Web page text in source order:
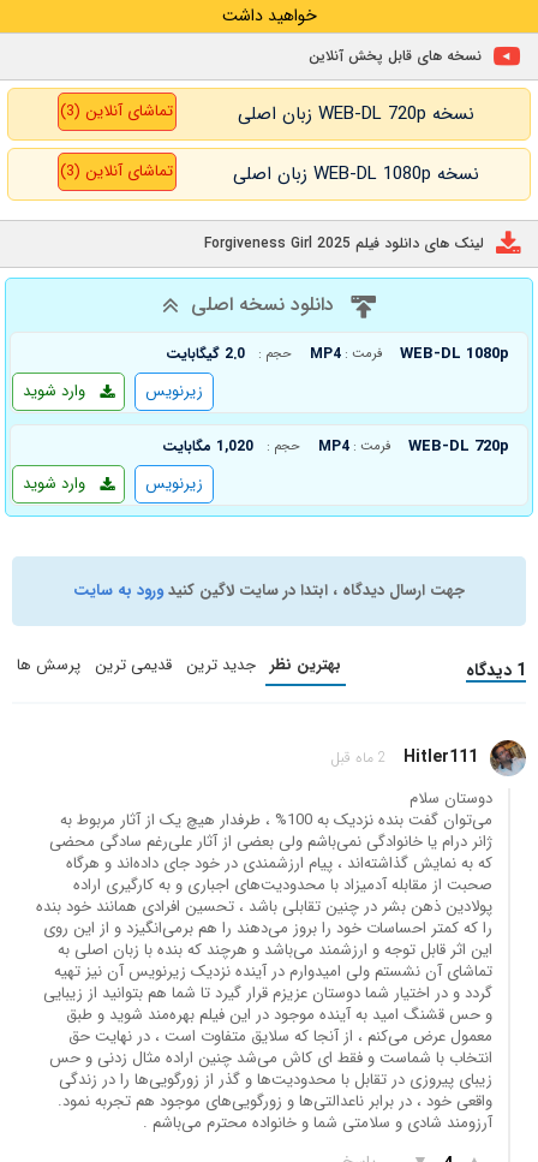
خواهید داشت
نسخه های قابل پخش آنلاین
نسخه WEB-DL 720p زبان اصلی تماشای آنلاین (3)
نسخه WEB-DL 1080p زبان اصلی تماشای آنلاین (3)
لینک های دانلود فیلم Forgiveness Girl 2025
دانلود نسخه اصلی
WEB-DL 1080p فرمت : MP4 حجم : 2.0 گیگابایت
وارد شوید زیرنویس
WEB-DL 720p فرمت : MP4 حجم : 1,020 مگابایت
وارد شوید زیرنویس
جهت ارسال دیدگاه ، ابتدا در سایت لاگین کنیدورود به سایت
1 دیدگاه بهترین نظر جدید ترین قدیمی ترین پرسش ها
Hitler111 2 ماه قبل
دوستان سلام
می‌توان گفت بنده نزدیک به 100% ، طرفدار هیچ یک از آثار مربوط به
ژانر درام یا خانوادگی نمی‌باشم ولی بعضی از آثار علی‌رغم سادگی محضی
که به نمایش گذاشته‌اند ، پیام ارزشمندی در خود جای داده‌اند و هرگاه
صحبت از مقابله آدمیزاد با محدودیت‌های اجباری و به کارگیری اراده
پولادین ذهن بشر در چنین تقابلی باشد ، تحسین افرادی همانند خود بنده
را که کمتر احساسات خود را بروز می‌دهند را هم برمی‌انگیزد و از این روی
این اثر قابل توجه و ارزشمند می‌باشد و هرچند که بنده با زبان اصلی به
تماشای آن نشستم ولی امیدوارم در آینده نزدیک زیرنویس آن نیز تهیه
گردد و در اختیار شما دوستان عزیزم قرار گیرد تا شما هم بتوانید از زیبایی
و حس قشنگ امید به آینده موجود در این فیلم بهره‌مند شوید و طبق
معمول عرض می‌کنم ، از آنجا که سلایق متفاوت است ، در نهایت حق
انتخاب با شماست و فقط ای کاش می‌شد چنین اراده‌ مثال زدنی و حس
زیبای پیروزی در تقابل با محدودیت‌ها و گذر از زورگویی‌ها را در زندگی
واقعی خود ، در برابر ناعدالتی‌ها و زورگویی‌های موجود هم تجربه نمود.
آرزومند شادی و سلامتی شما و خانواده محترم می‌باشم .